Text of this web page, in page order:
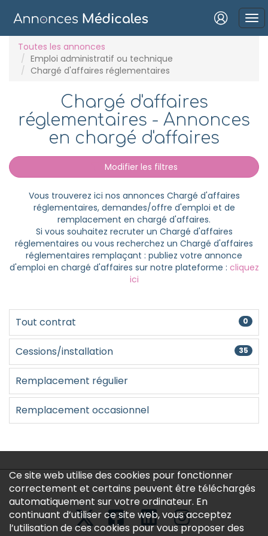
Mot de passe oublié ?
Connexion
Se connecter avec Google
Se connecter avec Facebook
Se connecter avec LinkedIn
Inscrivez-vous en un clic !
Toutes les annonces
Emploi administratif ou technique
Chargé d'affaires réglementaires
Chargé d'affaires
réglementaires - Annonces
en chargé d'affaires
Modifier les filtres
Vous trouverez ici nos annonces Chargé d'affaires
réglementaires, demandes/offre d'emploi et de
remplacement en chargé d'affaires.
Si vous souhaitez recruter un Chargé d'affaires
réglementaires ou vous recherchez un Chargé d'affaires
réglementaires remplaçant : publiez votre annonce
d'emploi en chargé d'affaires sur notre plateforme : cliquez
ici
Tout contrat 0
Cessions/installation 35
Remplacement régulier
Remplacement occasionnel
Ce site web utilise des cookies pour fonctionner
correctement et certains peuvent être téléchargés
automatiquement sur votre ordinateur. En
continuant d’utiliser ce site web, vous acceptez
l’utilisation de ces cookies pour vous proposer des